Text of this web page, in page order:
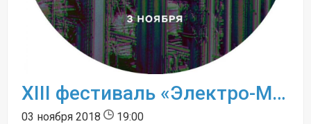
XIII фестиваль «Электро-Механика»
03 ноября 2018
19:00